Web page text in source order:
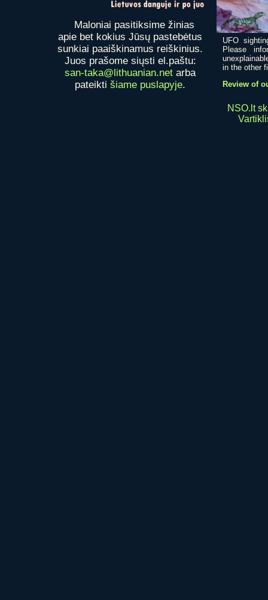
Maloniai pasitiksime žinias
apie bet kokius Jūsų pastebėtus
sunkiai paaiškinamus reiškinius.
Juos prašome siųsti el.paštu:
san-taka@lithuanian.net arba
pateikti šiame puslapyje.
UFO
Please
in the other
Review of
NSO.lt